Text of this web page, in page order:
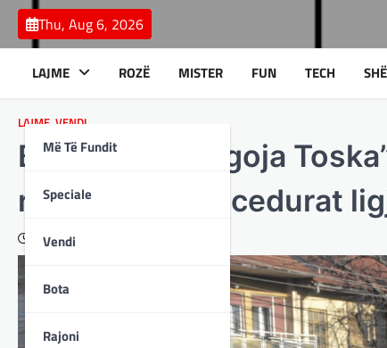
Skip
content
Thu, Aug 6, 2026
LAJME
Më Të Fundit
Speciale
Vendi
Bota
Rajoni
ROZË MISTER FUN TECH
LAJME VENDI
Bulevardi “Bllagoja
respektuar procedurat
December 20, 2023